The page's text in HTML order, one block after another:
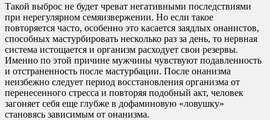
Такой выброс не будет чреват негативными последствиями
при нерегулярном семяизвержении. Но если такое
повторяется часто, особенно это касается заядлых онанистов,
способных мастурбировать несколько раз за день, то нервная
система истощается и организм расходует свои резервы.
Именно по этой причине мужчины чувствуют подавленность
и отстраненность после мастурбации. После онанизма
неизбежно следует период восстановления организма от
перенесенного стресса и повторяя подобный акт, человек
загоняет себя еще глубже в дофаминовую «ловушку»
становясь зависимым от онанизма.